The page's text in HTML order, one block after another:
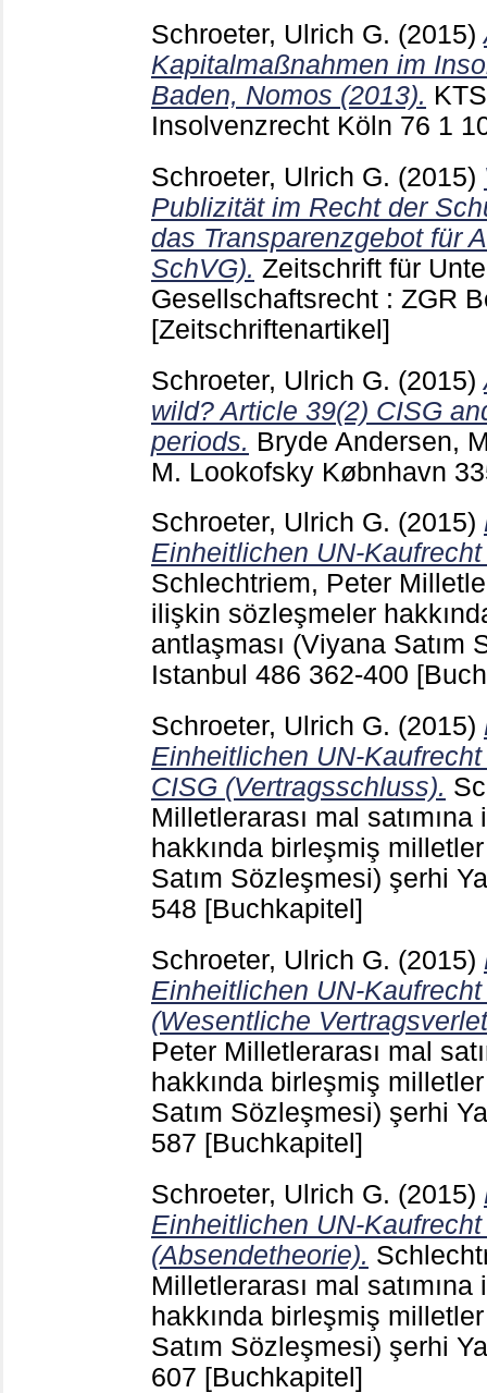
Schroeter, Ulrich G. (2015)
Kapitalmaßnahmen im
Baden, Nomos (2013).
Insolvenzrecht Köln 76 1
Schroeter, Ulrich G. (2015)
Publizität im Recht der
das Transparenzgebot für
SchVG). Zeitschrift für
Gesellschaftsrecht : ZGR
[Zeitschriftenartikel]
Schroeter, Ulrich G. (2015)
wild? Article 39(2) CISG
periods. Bryde Andersen,
M. Lookofsky Købnhavn
Schroeter, Ulrich G. (2015)
Einheitlichen UN-
Schlechtriem, Peter
ilişkin sözleşmeler
antlaşması (Viyana Satım
Istanbul 486 362-400
Schroeter, Ulrich G. (2015)
Einheitlichen UN-
CISG (Vertragsschluss).
Milletlerarası mal
hakkında birleşmiş
Satım Sözleşmesi) şerhi
548 [Buchkapitel]
Schroeter, Ulrich G. (2015)
Einheitlichen UN-
(Wesentliche
Peter Milletlerarası mal
hakkında birleşmiş
Satım Sözleşmesi) şerhi
587 [Buchkapitel]
Schroeter, Ulrich G. (2015)
Einheitlichen UN-
(Absendetheorie).
Milletlerarası mal
hakkında birleşmiş
Satım Sözleşmesi) şerhi
607 [Buchkapitel]